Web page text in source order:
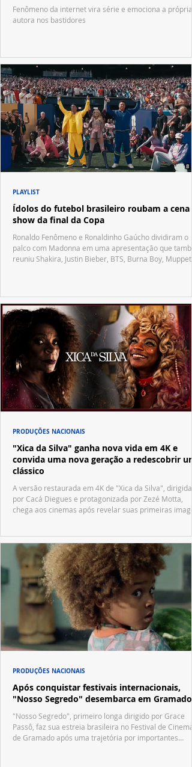
Fenômeno da internet vira série e emociona a própria
autora nos bastidores
Ídolos do futebol brasileiro roubam a cena
show da final da Copa
Ronaldo Fenômeno e Ronaldinho Gaúcho dividiram o
palco com Madonna em uma apresentação que
reuniu Shakira, Justin Bieber, BTS, Burna Boy, Muppets,
PLAYLIST
"Xica da Silva" ganha nova vida em 4K e
convida uma nova geração a redescobrir um
clássico
A versão restaurada em 4K de "Xica da Silva", dirigida
por Cacá Diegues e protagonizada por Zezé Motta,
chega aos cinemas após revelar suas primeiras
PRODUÇÕES NACIONAIS
Após conquistar festivais internacionais,
"Nosso Segredo" desembarca em Gramado
"Nosso Segredo", primeiro longa dirigido por Grace
Passô, faz sua estreia brasileira no Festival de Cinema
de Gramado após uma trajetória por importantes
PRODUÇÕES NACIONAIS